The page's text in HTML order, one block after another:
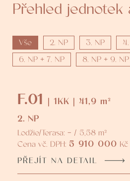
Přehled jednotek
Vše 2. NP 3. NP
6. NP + 7. NP
8. NP + 9. NP
F.01 | 1KK | 41,9 m²
2. NP
Lodžie/Terasa: - / 5,58 m²
Cena vč. DPH: 5 910 000 Kč
PŘEJÍT NA DETAIL